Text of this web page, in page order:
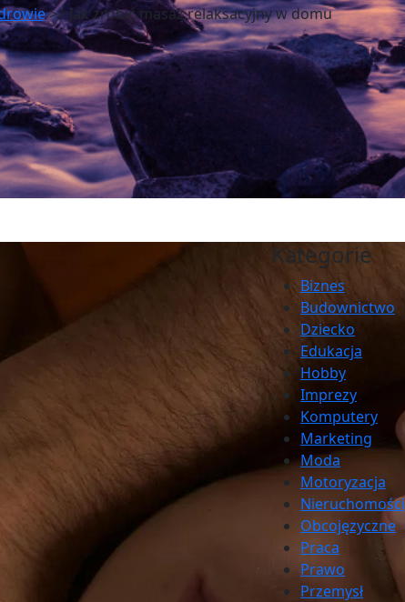
>> Jak zrobić masaż relaksacyjny w domu
Kategorie
Biznes
Budownictwo
Dziecko
Edukacja
Hobby
Imprezy
Komputery
Marketing
Moda
Motoryzacja
Nieruchomości
Obcojęzyczne
Praca
Prawo
Przemysł